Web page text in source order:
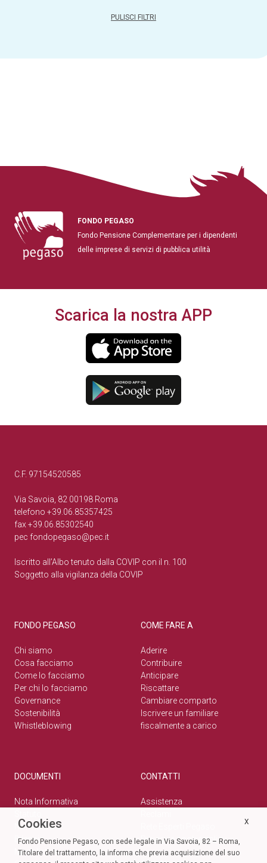
PULISCI FILTRI
FONDO PEGASO
Fondo Pensione Complementare per i dipendenti
delle imprese di servizi di pubblica utilità
Scarica la nostra APP
C.F. 97154520585
Via Savoia, 82 00198 Roma
telefono +39.06.85357425
fax +39.06.85302540
pec fondopegaso@pec.it
Iscritto all’Albo tenuto dalla COVIP con il n. 100
Soggetto alla vigilanza della COVIP
FONDO PEGASO
Chi siamo
Cosa facciamo
Come lo facciamo
Per chi lo facciamo
Governance
Sostenibilità
Whistleblowing
COME FARE A
Aderire
Contribuire
Anticipare
Riscattare
Cambiare comparto
Iscrivere un familiare
fiscalmente a carico
DOCUMENTI
Nota Informativa
Normativa
Bilanci
Modulistica
CONTATTI
Assistenza
Privacy e cookie policy
X
Cookies
Fondo Pensione Pegaso, con sede legale in Via Savoia, 82 – Roma,
Titolare del trattamento, la informa che previa acquisizione del suo